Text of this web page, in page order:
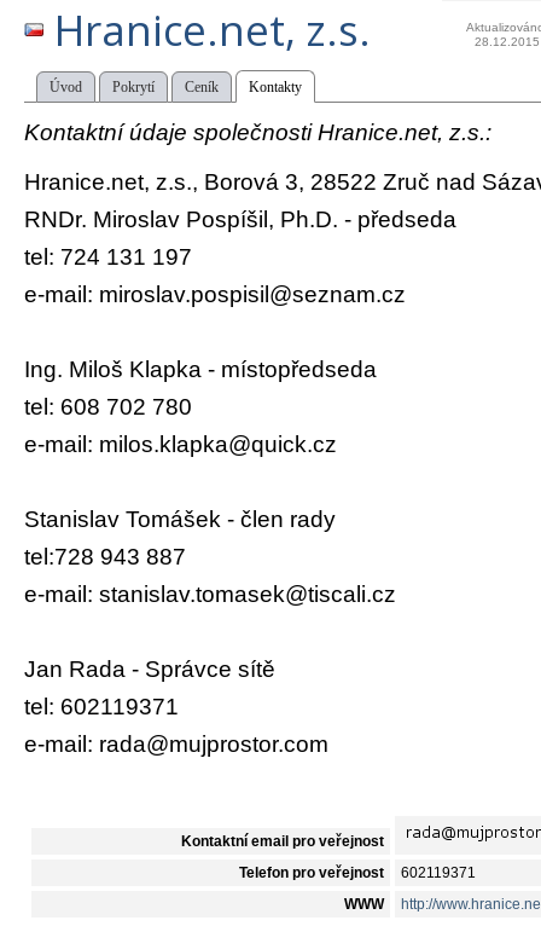
Hranice.net, z.s.
28.12.2015
Úvod Pokrytí Ceník Kontakty
Kontaktní údaje společnosti Hranice.net, z.s.:
Hranice.net, z.s., Borová 3, 28522 Zruč nad
RNDr. Miroslav Pospíšil, Ph.D. - předseda
tel: 724 131 197
e-mail: miroslav.pospisil@seznam.cz
Ing. Miloš Klapka - místopředseda
tel: 608 702 780
e-mail: milos.klapka@quick.cz
Stanislav Tomášek - člen rady
tel:728 943 887
e-mail: stanislav.tomasek@tiscali.cz
Jan Rada - Správce sítě
tel: 602119371
e-mail: rada@mujprostor.com
Kontaktní email pro veřejnost
Telefon pro veřejnost 602119371
WWW http://